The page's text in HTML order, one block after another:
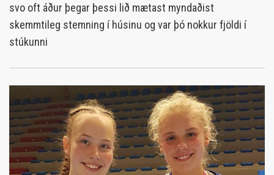
svo oft áður þegar þessi lið mætast myndaðist
skemmtileg stemning í húsinu og var þó nokkur fjöldi í
stúkunni